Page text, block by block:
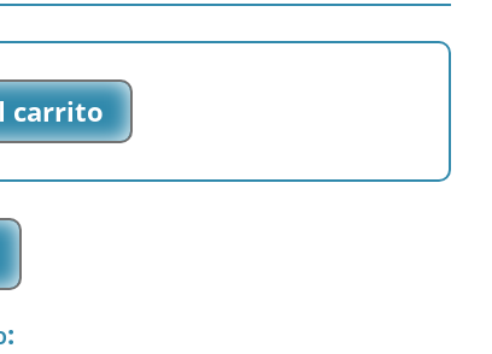
carrito